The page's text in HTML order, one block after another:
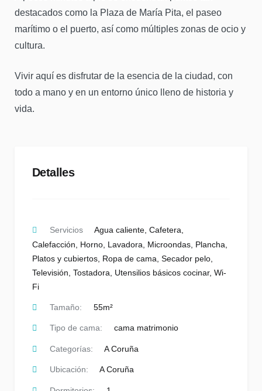
destacados como la Plaza de María Pita, el paseo
marítimo o el puerto, así como múltiples zonas de ocio y
cultura.
Vivir aquí es disfrutar de la esencia de la ciudad, con
todo a mano y en un entorno único lleno de historia y
vida.
Detalles
Servicios Agua caliente Cafetera
Calefacción
Horno Lavadora Microondas Plancha
Platos y cubiertos Ropa de cama Secador pelo
Televisión Tostadora Utensilios básicos cocinar, Wi-
Fi
Tamaño: 55m²
Tipo de cama: cama matrimonio
Categorías: A Coruña
Ubicación: A Coruña